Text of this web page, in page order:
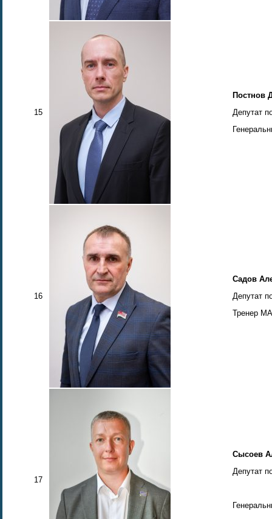
15
Постнов
Депутат
16
Садов
Депутат
Тренер
17
Сысоев
Депутат